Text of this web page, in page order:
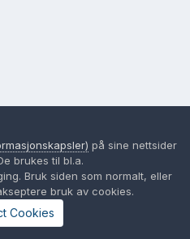
på sine nettsider
brukes til bl.a.
Bruk siden som normalt, eller
bruk av cookies.
Cookies